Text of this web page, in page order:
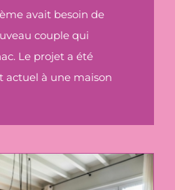
avait besoin de
couple qui
Le projet a été
actuel à une maison